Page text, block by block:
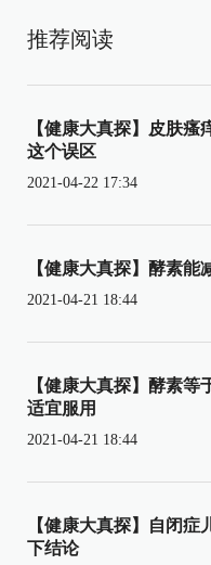
推荐阅读
【健康大真探】皮肤
这个误区
2021-04-22 17:34
【健康大真探】酵素
2021-04-21 18:44
【健康大真探】酵素
适宜服用
2021-04-21 18:44
【健康大真探】自闭
下结论